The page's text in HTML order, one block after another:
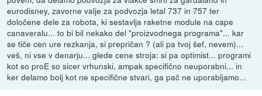
eurodisney, zavorne valje za podvozja letal 737 in 757 ter
določene dele za robota, ki sestavlja raketne module na cape
canaveralu... to bi bil nekako del "proizvodnega programa"... kar
se tiče cen ure rezkanja, si prepričan ? (ali pa tvoj šef, nevem)...
veš, ni vse v denarju... glede cene stroja: si pa optimist... programi
kot so proE so sicer vrhunski, ampak specifično neuporabni... in
ker delamo bolj kot ne specifične stvari, ga pač ne uporabljamo...